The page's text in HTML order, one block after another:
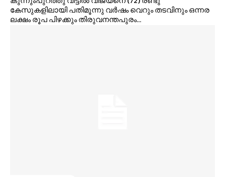
കേസുകളിലായി പതിമൂന്നു വർഷം വെറും തടവിനും ഒന്നര
ലക്ഷം രൂപ പിഴക്കും തിരുവനന്തപുരം...